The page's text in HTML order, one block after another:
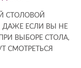
СТОЛОВОЙ
ДАЖЕ ЕСЛИ ВЫ НЕ
ВЫБОРЕ СТОЛА,
СМОТРЕТЬСЯ